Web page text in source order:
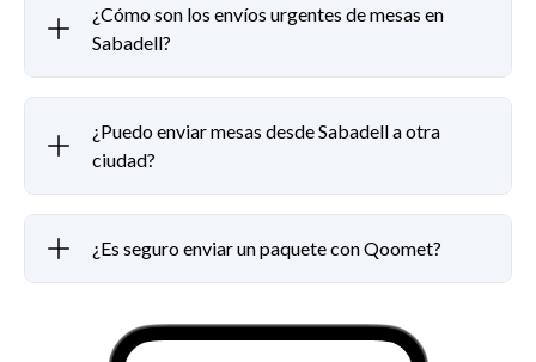
¿Cómo son los envíos urgentes de mesas en
Sabadell?
¿Puedo enviar mesas desde Sabadell a otra
ciudad?
¿Es seguro enviar un paquete con Qoomet?